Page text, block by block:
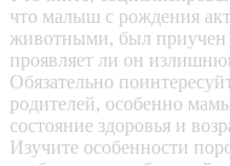
что малыш с рождения
животными, был приучен
проявляет ли он
Обязательно
родителей, особенно
состояние здоровья и
Изучите особенности